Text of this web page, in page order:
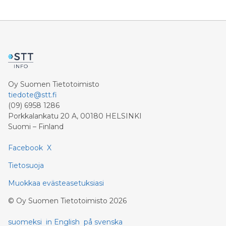
Oy Suomen Tietotoimisto
tiedote@stt.fi
(09) 6958 1286
Porkkalankatu 20 A, 00180 HELSINKI
Suomi – Finland
Facebook X
Tietosuoja
Muokkaa evästeasetuksiasi
© Oy Suomen Tietotoimisto 2026
suomeksi in English på svenska